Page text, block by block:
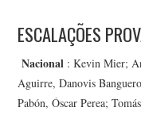
ESCALAÇÕES
Nacional : Kevin Mier;
Aguirre, Danovis
Pabón, Óscar Perea;